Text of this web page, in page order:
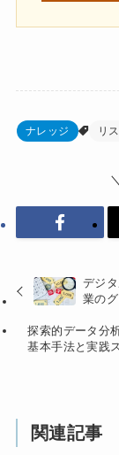
ナレッジ リ
デジ
業の
探索的データ分
基本手法と実践
関連記事